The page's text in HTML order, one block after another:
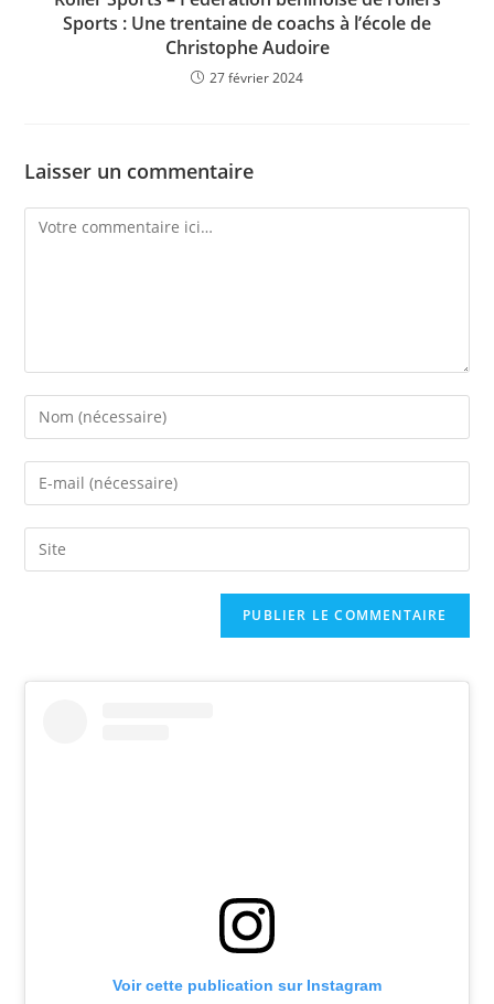
Sports : Une trentaine de coachs à l’école de
Christophe Audoire
27 février 2024
Laisser un commentaire
Voir cette publication sur Instagram